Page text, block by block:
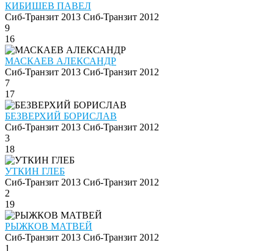
КИБИШЕВ ПАВЕЛ
Сиб-Транзит 2013 Сиб-Транзит 2012
9
16
МАСКАЕВ АЛЕКСАНДР
Сиб-Транзит 2013 Сиб-Транзит 2012
7
17
БЕЗВЕРХИЙ БОРИСЛАВ
Сиб-Транзит 2013 Сиб-Транзит 2012
3
18
УТКИН ГЛЕБ
Сиб-Транзит 2013 Сиб-Транзит 2012
2
19
РЫЖКОВ МАТВЕЙ
Сиб-Транзит 2013 Сиб-Транзит 2012
1